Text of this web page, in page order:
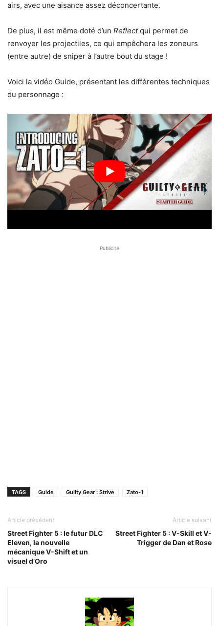
airs, avec une aisance assez déconcertante.
De plus, il est même doté d’un Reflectqui permet de
renvoyer les projectiles, ce qui empêchera les zoneurs
(entre autre) de sniper à l’autre bout du stage !
Voici la vidéo Guide, présentant les différentes techniques
du personnage :
Publicité
TAGS Guide Guilty Gear : Strive Zato-1
Article précédent
Street Fighter 5 : le futur DLC
Eleven, la nouvelle
mécanique V-Shift et un
visuel d’Oro
Article suivant
Street Fighter 5 : V-Skill et V-
Trigger de Dan et Rose